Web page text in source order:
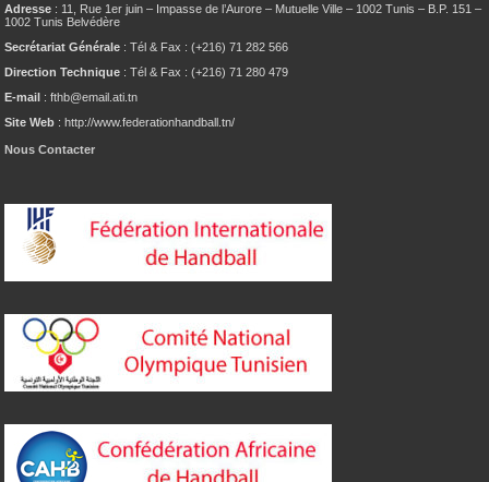
Adresse : 11, Rue 1er juin – Impasse de l’Aurore – Mutuelle Ville – 1002 Tunis – B.P. 151 –
1002 Tunis Belvédère
Secrétariat Générale : Tél & Fax : (+216) 71 282 566
Direction Technique : Tél & Fax : (+216) 71 280 479
E-mail : fthb@email.ati.tn
Site Web : http://www.federationhandball.tn/
Nous Contacter